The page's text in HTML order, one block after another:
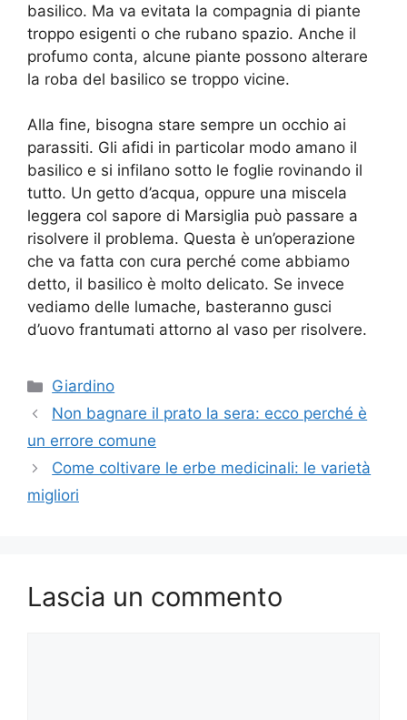
basilico. Ma va evitata la compagnia di piante
troppo esigenti o che rubano spazio. Anche il
profumo conta, alcune piante possono alterare
la roba del basilico se troppo vicine.
Alla fine, bisogna stare sempre un occhio ai
parassiti. Gli afidi in particolar modo amano il
basilico e si infilano sotto le foglie rovinando il
tutto. Un getto d’acqua, oppure una miscela
leggera col sapore di Marsiglia può passare a
risolvere il problema. Questa è un’operazione
che va fatta con cura perché come abbiamo
detto, il basilico è molto delicato. Se invece
vediamo delle lumache, basteranno gusci
d’uovo frantumati attorno al vaso per risolvere.
Categorie
Giardino
Non bagnare il prato la sera: ecco perché è
un errore comune
Come coltivare le erbe medicinali: le varietà
migliori
Lascia un commento